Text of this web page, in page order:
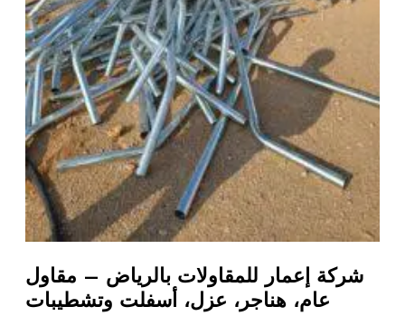
شركة إعمار للمقاولات بالرياض – مقاول
عام، هناجر، عزل، أسفلت وتشطيبات